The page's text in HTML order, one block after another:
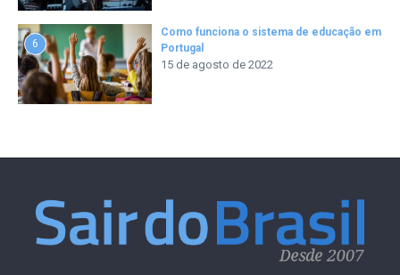
6
Como funciona o sistema de educação em
Portugal
15 de agosto de 2022